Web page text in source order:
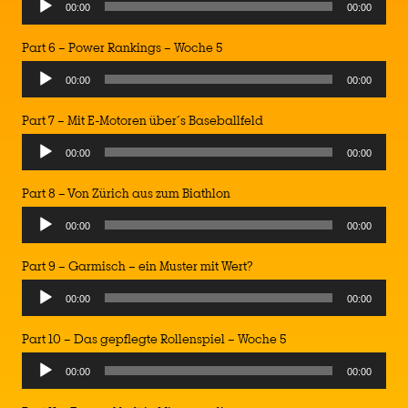
00:00 00:00
Part 6 – Power Rankings – Woche 5
00:00 00:00
Part 7 – Mit E-Motoren über´s Baseballfeld
00:00 00:00
Part 8 – Von Zürich aus zum Biathlon
00:00 00:00
Part 9 – Garmisch – ein Muster mit Wert?
00:00 00:00
Part 10 – Das gepflegte Rollenspiel – Woche 5
00:00 00:00